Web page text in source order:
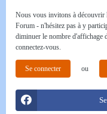
Nous vous invitons à découvrir
Forum - n'hésitez pas à y
diminuer le nombre d'affichage
connectez-vous.
Se connecter ou